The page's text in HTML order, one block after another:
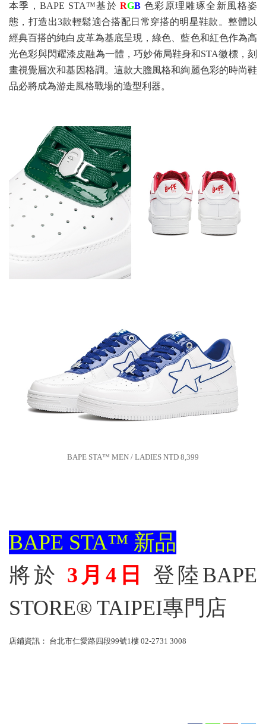
本季，BAPE STA™基於RGB 色彩原理雕琢全新風格姿
態，打造出3款輕鬆適合搭配日常穿搭的明星鞋款。整體以
經典百搭的純白皮革為基底呈現，綠色、藍色和紅色作為高
光色彩與閃耀漆皮融為一體，巧妙佈局鞋身和STA徽標，刻
畫視覺層次和基因格調。這款大膽風格和絢麗色彩的時尚鞋
品必將成為游走風格戰場的造型利器。
BAPE STA™ MEN / LADIES NTD 8,399
BAPE STA™ 新品
將於 3月4日
登陸BAPE
STORE® TAIPEI專門店
店鋪資訊： 台北市仁愛路四段99號1樓 02-2731 3008